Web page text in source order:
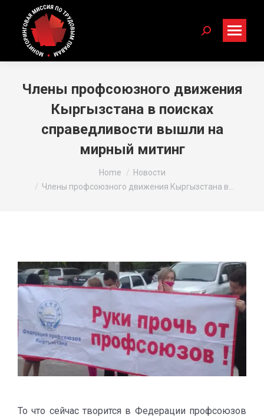
Search:
Члены профсоюзного движения
Кыргызстана в поисках
справедливости вышли на
мирный митинг
Home
Новости
Члены профсоюзного движения Кыргызстана в…
То что сейчас творится в Федерации профсоюзов